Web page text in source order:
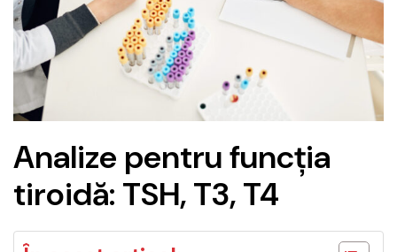
Analize pentru funcția
tiroidă: TSH, T3, T4